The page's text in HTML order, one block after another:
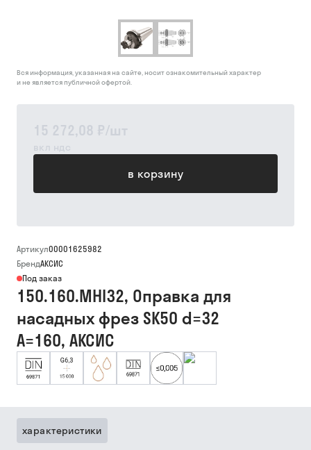
15 272,08 ₽/шт
вкл ндс
в корзину
Вся информация, указанная на сайте, носит ознакомительный характер
и не является публичной офертой.
Артикул00001625982
БрендАКСИС
Под заказ
150.160.MHI32, Оправка для
насадных фрез SK50 d=32
A=160, АКСИС
характеристики